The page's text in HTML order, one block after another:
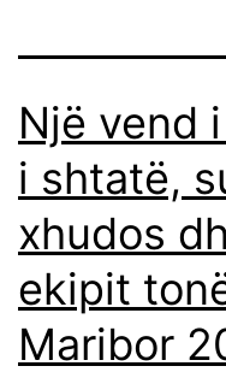
Një vend
i shtatë,
xhudos
ekipit
Maribor